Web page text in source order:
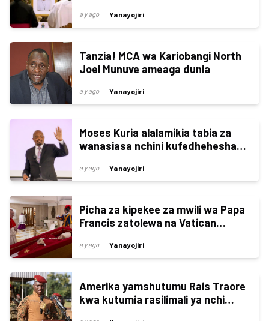
a y ago Yanayojiri
Tanzia! MCA wa Kariobangi North
Joel Munuve ameaga dunia
a y ago Yanayojiri
Moses Kuria alalamikia tabia za
wanasiasa nchini kufedhehesha
a y ago Yanayojiri
Picha za kipekee za mwili wa Papa
Francis zatolewa na Vatican
a y ago Yanayojiri
Amerika yamshutumu Rais Traore
kwa kutumia rasilimali ya nchi